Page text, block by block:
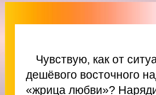
Чувствую, как от
дешёвого восточного
«жрица любви»?